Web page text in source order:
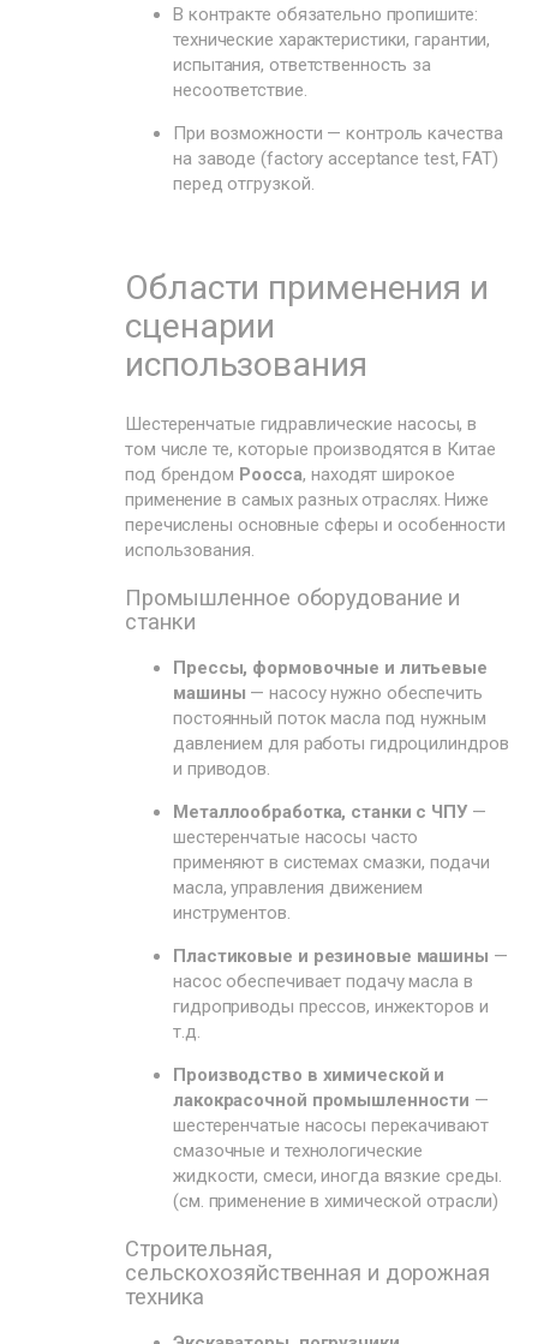
В контракте обязательно пропишите:
технические характеристики, гарантии,
испытания, ответственность за
несоответствие.
При возможности — контроль качества
на заводе (factory acceptance test, FAT)
перед отгрузкой.
Области применения и
сценарии
использования
Шестеренчатые гидравлические насосы, в
том числе те, которые производятся в Китае
под брендом Poocca, находят широкое
применение в самых разных отраслях. Ниже
перечислены основные сферы и особенности
использования.
Промышленное оборудование и
станки
Прессы, формовочные и литьевые
машины — насосу нужно обеспечить
постоянный поток масла под нужным
давлением для работы гидроцилиндров
и приводов.
Металлообработка, станки с ЧПУ —
шестеренчатые насосы часто
применяют в системах смазки, подачи
масла, управления движением
инструментов.
Пластиковые и резиновые машины —
насос обеспечивает подачу масла в
гидроприводы прессов, инжекторов и
т.д.
Производство в химической и
лакокрасочной промышленности —
шестеренчатые насосы перекачивают
смазочные и технологические
жидкости, смеси, иногда вязкие среды.
(см. применение в химической отрасли)
Строительная,
сельскохозяйственная и дорожная
техника